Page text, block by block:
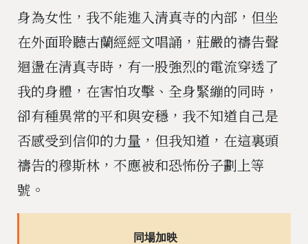
身為女性，我不能進入清真寺的內部，但坐
在外面聆聽古蘭經經文唱誦，莊嚴的禱告聲
迴盪在清真寺時，有一股強烈的電流穿透了
我的身體，在害怕攻擊、全身緊繃的同時，
卻有種異常的平和與安穩，我不知道自己是
否感受到信仰的力量，但我知道，在這裏頭
禱告的穆斯林，不應被和恐怖份子劃上等
號。
同場加映